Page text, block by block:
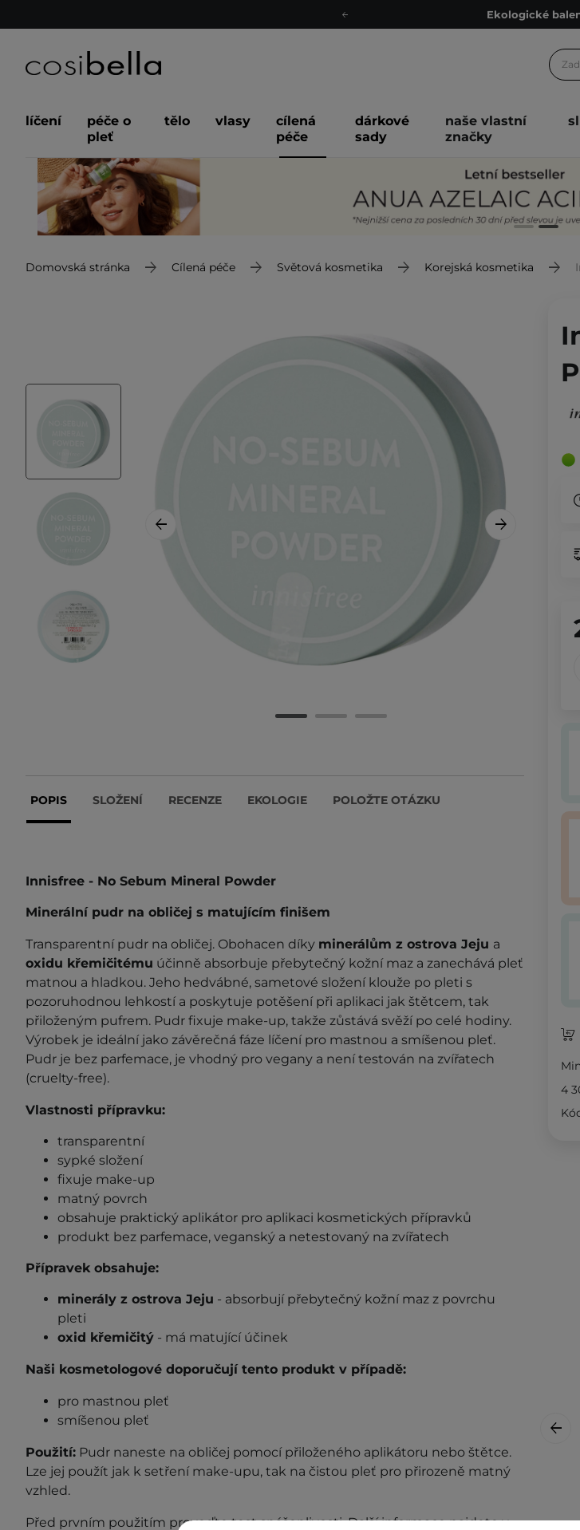
Ekologické
Odeslání do 24
Ekologické
líčení
péče o
pleť
tělo vlasy
cílená
péče
dárkové
sady
naše vlastní
značky
Domovská stránka Cílená péče Světová kosmetika Korejská kosmetika
POPIS SLOŽENÍ RECENZE EKOLOGIE POLOŽTE OTÁZKU
Innisfree - No Sebum Mineral Powder
Minerální pudr na obličej s matujícím finišem
Transparentní pudr na obličej. Obohacen díky minerálům z ostrova Jeju a
oxidu křemičitému účinně absorbuje přebytečný kožní maz a zanechává pleť
matnou a hladkou. Jeho hedvábné, sametové složení klouže po pleti s
pozoruhodnou lehkostí a poskytuje potěšení při aplikaci jak štětcem, tak
přiloženým pufrem. Pudr fixuje make-up, takže zůstává svěží po celé hodiny.
Výrobek je ideální jako závěrečná fáze líčení pro mastnou a smíšenou pleť.
Pudr je bez parfemace, je vhodný pro vegany a není testován na zvířatech
(cruelty-free).
Vlastnosti přípravku:
transparentní
sypké složení
fixuje make-up
matný povrch
obsahuje praktický aplikátor pro aplikaci kosmetických přípravků
produkt bez parfemace, veganský a netestovaný na zvířatech
Přípravek obsahuje:
minerály z ostrova Jeju - absorbují přebytečný kožní maz z povrchu
pleti
oxid křemičitý - má matující účinek
Naši kosmetologové doporučují tento produkt v případě:
pro mastnou pleť
smíšenou pleť
Použití: Pudr naneste na obličej pomocí přiloženého aplikátoru nebo štětce.
Lze jej použít jak k setření make-upu, tak na čistou pleť pro přirozeně matný
vzhled.
Před prvním použitím proveďte test snášenlivosti. Další informace najdete v
4